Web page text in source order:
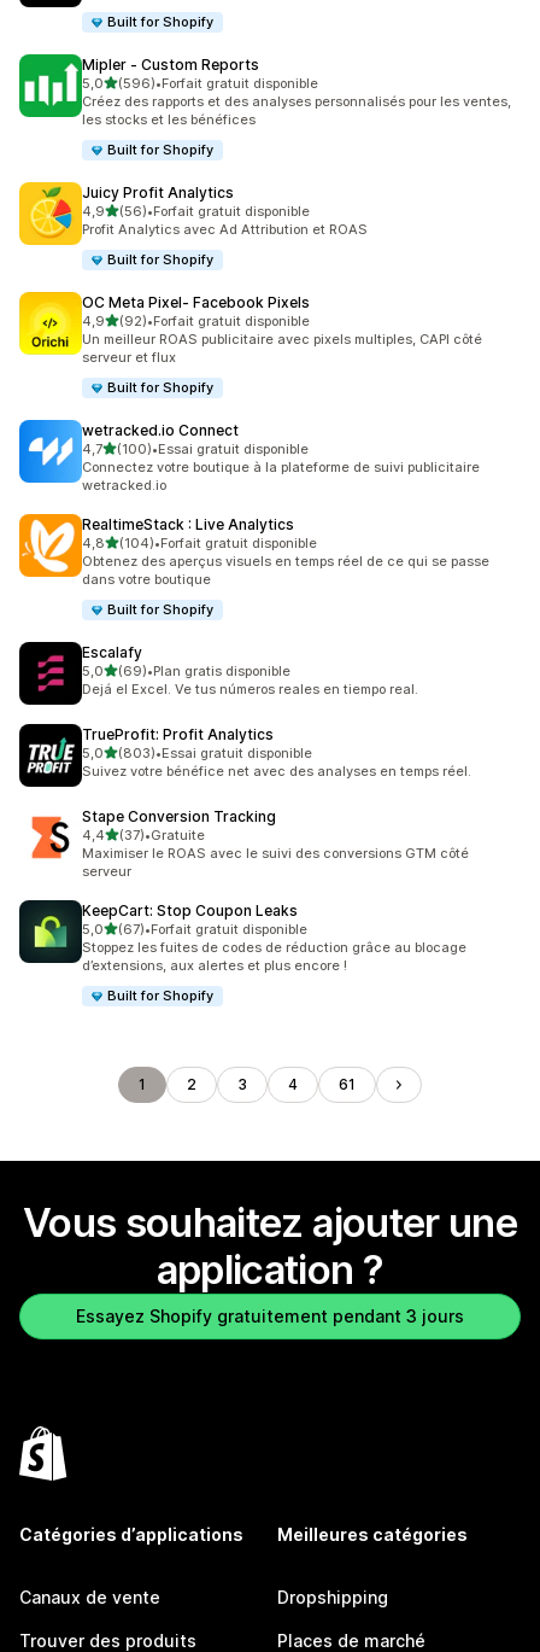
Built for Shopify
Mipler ‑ Custom Reports
5,0étoile(s) sur 5
(596)
596 avis au total
•Forfait gratuit disponible
Créez des rapports et des analyses personnalisés pour les ventes,
les stocks et les bénéfices
Built for Shopify
Juicy Profit Analytics
4,9étoile(s) sur 5
(56)
56 avis au total
•Forfait gratuit disponible
Profit Analytics avec Ad Attribution et ROAS
Built for Shopify
OC Meta Pixel‑ Facebook Pixels
4,9étoile(s) sur 5
(92)
92 avis au total
•Forfait gratuit disponible
Un meilleur ROAS publicitaire avec pixels multiples, CAPI côté
serveur et flux
Built for Shopify
wetracked.io Connect
4,7étoile(s) sur 5
(100)
100 avis au total
•Essai gratuit disponible
Connectez votre boutique à la plateforme de suivi publicitaire
wetracked.io
RealtimeStack : Live Analytics
4,8étoile(s) sur 5
(104)
104 avis au total
•Forfait gratuit disponible
Obtenez des aperçus visuels en temps réel de ce qui se passe
dans votre boutique
Built for Shopify
Escalafy
5,0étoile(s) sur 5
(69)
69 avis au total
•Plan gratis disponible
Dejá el Excel. Ve tus números reales en tiempo real.
TrueProfit: Profit Analytics
5,0étoile(s) sur 5
(803)
803 avis au total
•Essai gratuit disponible
Suivez votre bénéfice net avec des analyses en temps réel.
Stape Conversion Tracking
4,4étoile(s) sur 5
(37)
37 avis au total
•Gratuite
Maximiser le ROAS avec le suivi des conversions GTM côté
serveur
KeepCart: Stop Coupon Leaks
5,0étoile(s) sur 5
(67)
67 avis au total
•Forfait gratuit disponible
Stoppez les fuites de codes de réduction grâce au blocage
d’extensions, aux alertes et plus encore !
Built for Shopify
1 2 3 4 61
Vous souhaitez ajouter une
application ?
Essayez Shopify gratuitement pendant 3 jours
Catégories d’applications
Canaux de vente
Trouver des produits
Meilleures catégories
Dropshipping
Places de marché